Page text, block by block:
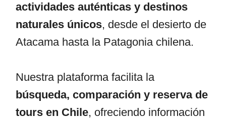
actividades auténticas y destinos
naturales únicos, desde el desierto de
Atacama hasta la Patagonia chilena.
Nuestra plataforma facilita la
búsqueda, comparación y reserva de
tours en Chile, ofreciendo información